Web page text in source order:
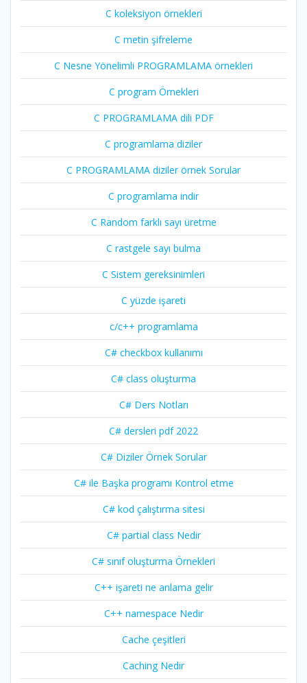
C koleksiyon örnekleri
C metin şifreleme
C Nesne Yönelimli PROGRAMLAMA örnekleri
C program Örnekleri
C PROGRAMLAMA dili PDF
C programlama diziler
C PROGRAMLAMA diziler örnek Sorular
C programlama indir
C Random farklı sayı üretme
C rastgele sayı bulma
C Sistem gereksinimleri
C yüzde işareti
c/c++ programlama
C# checkbox kullanımı
C# class oluşturma
C# Ders Notları
C# dersleri pdf 2022
C# Diziler Örnek Sorular
C# ile Başka programı Kontrol etme
C# kod çalıştırma sitesi
C# partial class Nedir
C# sınıf oluşturma Örnekleri
C++ işareti ne anlama gelir
C++ namespace Nedir
Cache çeşitleri
Caching Nedir